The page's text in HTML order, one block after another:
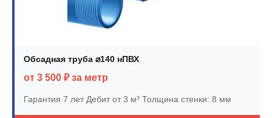
Обсадная труба ⌀140 нПВХ
от 3 500 ₽ за метр
Гарантия 7 летДебит от 3 м³ Толщина стенки: 8 мм